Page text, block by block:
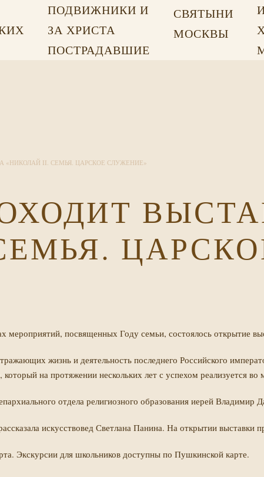
ПОДВИЖНИКИ И
ЗА ХРИСТА
ПОСТРАДАВШИЕ
СВЯТЫНИ
МОСКВЫ
«НИКОЛАЙ II. СЕМЬЯ. ЦАРСКОЕ СЛУЖЕНИЕ»
мероприятий, посвященных Году семьи, состоялось открытие
жизнь и деятельность последнего Российского
на протяжении нескольких лет с успехом реализуется
отдела религиозного образования иерей Владимир
искусствовед Светлана Панина. На открытии выставки
Экскурсии для школьников доступны по Пушкинской карте.